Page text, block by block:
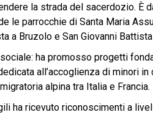
la strada del sacerdozio. È
le parrocchie di Santa Maria
a Bruzolo e San Giovanni Battista
ha promosso progetti
all’accoglienza di minori
alpina tra Italia e Francia.
ha ricevuto riconoscimenti a